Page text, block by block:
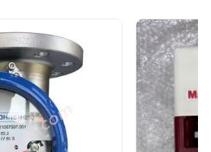
une vanne de contrôle
la vitesse de
une version de service